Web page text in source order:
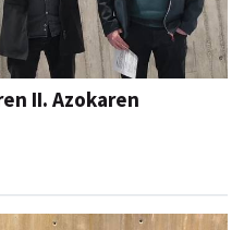
II. Azokaren